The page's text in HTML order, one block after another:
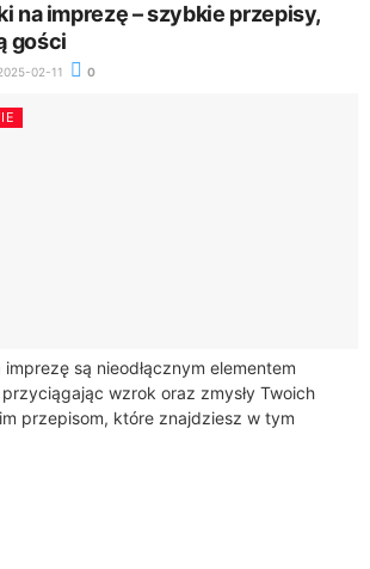
na imprezę – szybkie przepisy,
gości
02-11 0
imprezę są nieodłącznym elementem
wzrok oraz zmysły Twoich
przepisom, które znajdziesz w tym
ciepłe dania na przyjęcie,